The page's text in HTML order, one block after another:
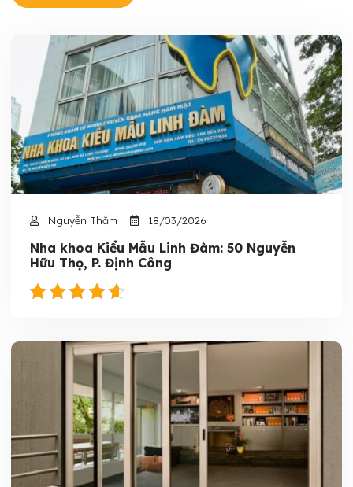
Nguyễn Thắm 18/03/2026
Nha khoa Kiểu Mẫu Linh Đàm: 50 Nguyễn
Hữu Thọ, P. Định Công